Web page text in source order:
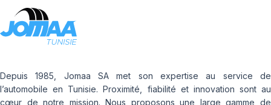
Depuis 1985, Jomaa SA met son expertise au service de
l’automobile en Tunisie. Proximité, fiabilité et innovation sont au
cœur de notre mission. Nous proposons une large gamme de